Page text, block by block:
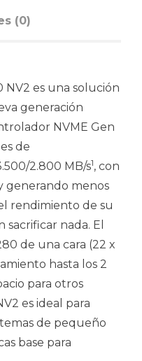
(0)
NV2 es una solución
generación
NVME Gen
de
2.800 MB/s1, con
generando menos
rendimiento de su
sacrificar nada. El
de una cara (22 x
hasta los 2
para otros
es ideal para
de pequeño
base para